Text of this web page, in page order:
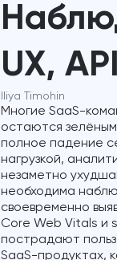
UX,
Iliya Timohin
Многие SaaS-
остаются
полное падение
нагрузкой,
незаметно
необходима
своевременно
Core Web Vitals и
пострадают
SaaS-продуктах,